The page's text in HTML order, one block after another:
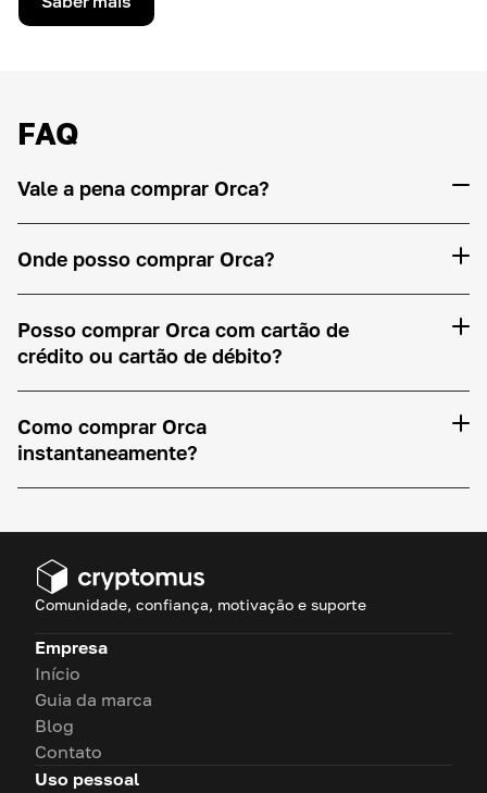
FAQ
Vale a pena comprar Orca?
Onde posso comprar Orca?
Posso comprar Orca com cartão de
crédito ou cartão de débito?
Como comprar Orca
instantaneamente?
Comunidade, confiança, motivação e suporte
Empresa
Início
Guia da marca
Blog
Contato
Uso pessoal